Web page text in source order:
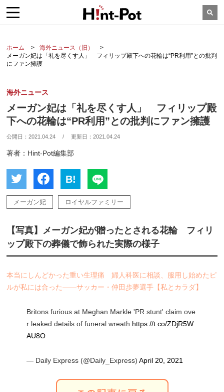
ホーム
海外ニュース（旧）
メーガン妃は「礼を尽くす人」 フィリップ殿下への花輪は“PR利用”との批判
にファン擁護
海外ニュース
メーガン妃は「礼を尽くす人」 フィリップ殿
下への花輪は“PR利用”との批判にファン擁護
公開日：2021.04.24 / 更新日：2021.04.24
著者：Hint-Pot編集部
B!
メーガン妃 ロイヤルファミリー
【写真】メーガン妃が贈ったとされる花輪 フィリ
ップ殿下の葬儀で飾られた実際の様子
本当にしんどかった重い生理痛 婦人科医に相談、服用し始めたピ
ルが私には合った――サッカー・仲田歩夢選手【私とカラダ】
Britons furious at Meghan Markle 'PR stunt' claim ove
r leaked details of funeral wreath https://t.co/ZDjR5W
AU8O
— Daily Express (@Daily_Express)April 20, 2021